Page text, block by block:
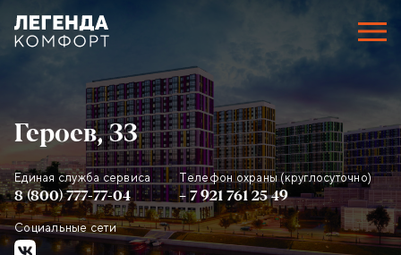
Героев, 33
Контактная информация объекта
Единая служба сервиса
8 (800) 777-77-04
Телефон охраны (круглосуточно)
+ 7 921 761 25 49
Социальные сети